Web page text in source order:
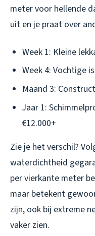
meter voor hellende
uit en je praat over
Week 1: Kleine
Week 4: Vochtige
Maand 3:
Jaar 1:
€12.000+
Zie je het verschil?
waterdichtheid
per vierkante meter
maar betekent
zijn, ook bij extreme
vaker zien.